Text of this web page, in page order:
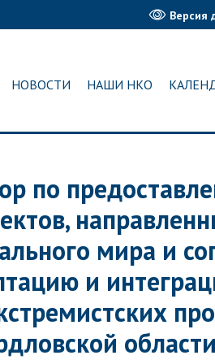
Версия
НОВОСТИ НАШИ НКО
по
мира и
и